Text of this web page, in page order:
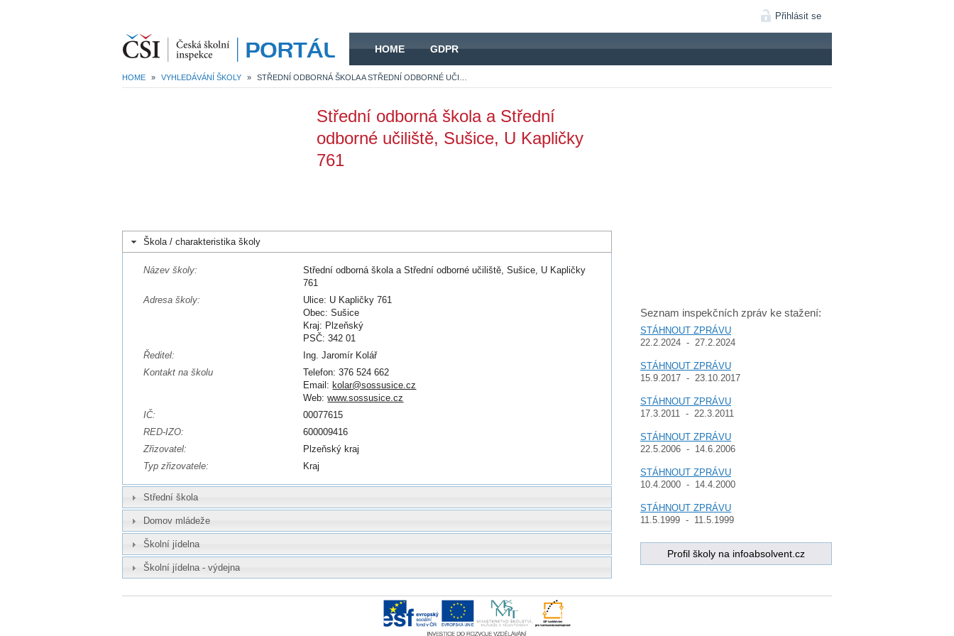
Přihlásit se
HOME GDPR
HOME » VYHLEDÁVÁNÍ ŠKOLY »
Seznam inspekčních zpráv ke stažení:
STÁHNOUT ZPRÁVU
22.2.2024 - 27.2.2024
STÁHNOUT ZPRÁVU
15.9.2017 - 23.10.2017
STÁHNOUT ZPRÁVU
17.3.2011 - 22.3.2011
STÁHNOUT ZPRÁVU
22.5.2006 - 14.6.2006
STÁHNOUT ZPRÁVU
10.4.2000 - 14.4.2000
STÁHNOUT ZPRÁVU
11.5.1999 - 11.5.1999
Profil školy na infoabsolvent.cz
Střední odborná škola a Střední
odborné učiliště, Sušice, U Kapličky
761
Škola / charakteristika školy
Název školy:
Střední odborná škola a Střední odborné učiliště, Sušice, U Kapličky
761
Adresa školy:
Ulice: U Kapličky 761
Obec: Sušice
Kraj: Plzeňský
PSČ: 342 01
Ředitel:
Ing. Jaromír Kolář
Kontakt na školu
Telefon: 376 524 662
Email: kolar@sossusice.cz
Web:www.sossusice.cz
IČ:
00077615
RED-IZO:
600009416
Zřizovatel:
Plzeňský kraj
Typ zřizovatele:
Kraj
Střední škola
Domov mládeže
Školní jídelna
Školní jídelna - výdejna